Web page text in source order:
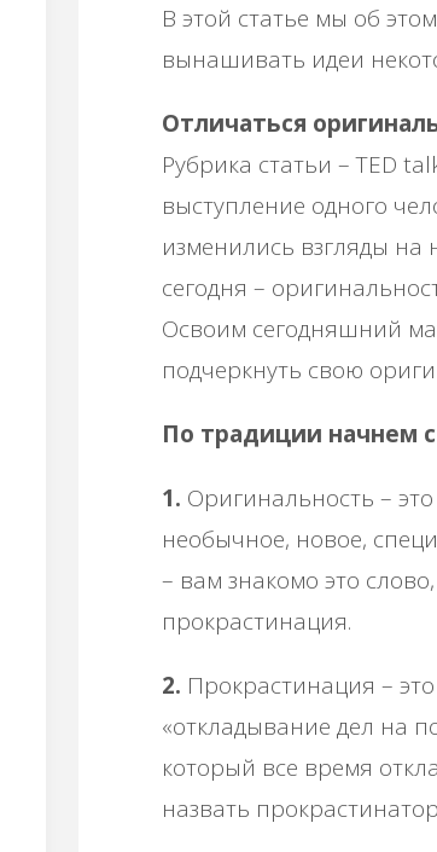
В этой статье мы об
вынашивать идеи
Отличаться
Рубрика статьи – TED
выступление одного
изменились взгляды
сегодня –
Освоим сегодняшний
подчеркнуть свою
По традиции начнем
1. Оригинальность –
необычное, новое,
– вам знакомо это
прокрастинация.
2. Прокрастинация –
«откладывание дел на
который все время
назвать